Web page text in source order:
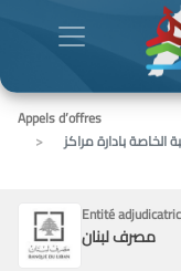
Appels d’offres
الخاصة بادارة مراكز
Entité
مصرف لبنان